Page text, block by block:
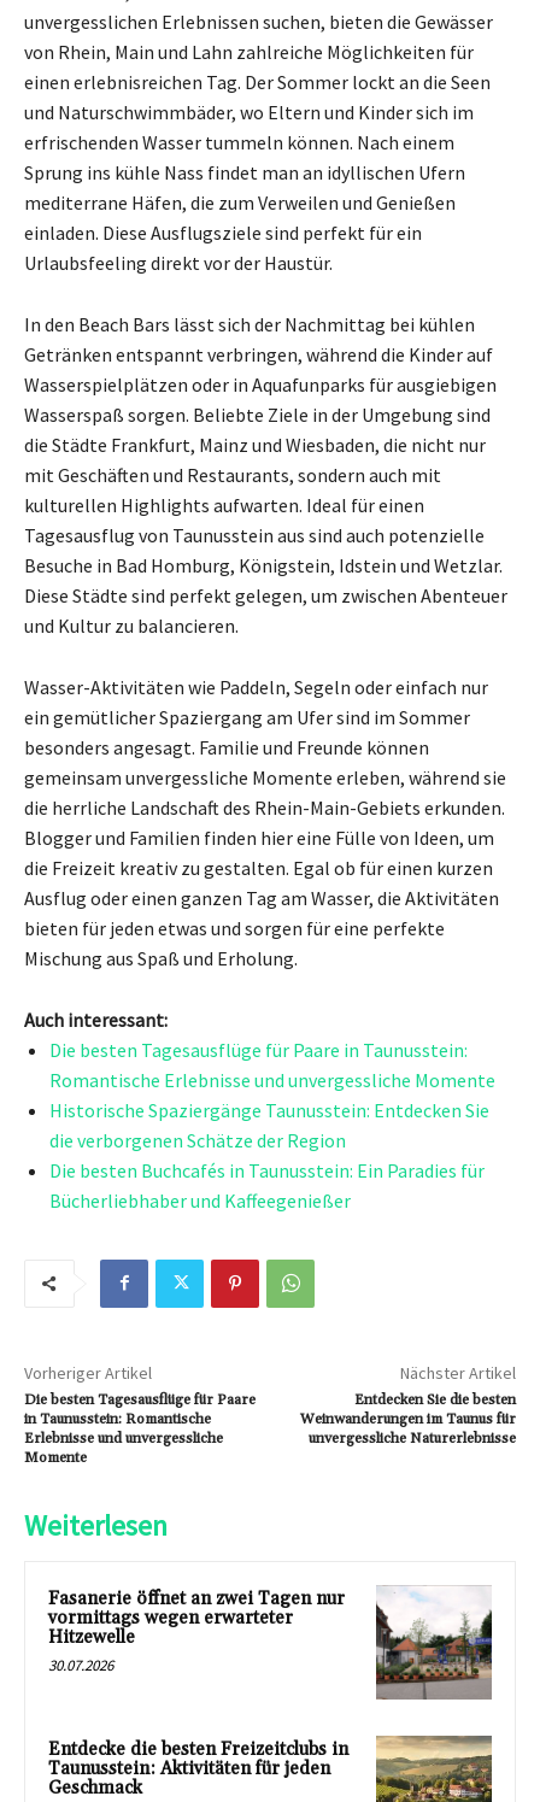
unvergesslichen Erlebnissen suchen, bieten die Gewässer
von Rhein, Main und Lahn zahlreiche Möglichkeiten für
einen erlebnisreichen Tag. Der Sommer lockt an die Seen
und Naturschwimmbäder, wo Eltern und Kinder sich im
erfrischenden Wasser tummeln können. Nach einem
Sprung ins kühle Nass findet man an idyllischen Ufern
mediterrane Häfen, die zum Verweilen und Genießen
einladen. Diese Ausflugsziele sind perfekt für ein
Urlaubsfeeling direkt vor der Haustür.
In den Beach Bars lässt sich der Nachmittag bei kühlen
Getränken entspannt verbringen, während die Kinder auf
Wasserspielplätzen oder in Aquafunparks für ausgiebigen
Wasserspaß sorgen. Beliebte Ziele in der Umgebung sind
die Städte Frankfurt, Mainz und Wiesbaden, die nicht nur
mit Geschäften und Restaurants, sondern auch mit
kulturellen Highlights aufwarten. Ideal für einen
Tagesausflug von Taunusstein aus sind auch potenzielle
Besuche in Bad Homburg, Königstein, Idstein und Wetzlar.
Diese Städte sind perfekt gelegen, um zwischen Abenteuer
und Kultur zu balancieren.
Wasser-Aktivitäten wie Paddeln, Segeln oder einfach nur
ein gemütlicher Spaziergang am Ufer sind im Sommer
besonders angesagt. Familie und Freunde können
gemeinsam unvergessliche Momente erleben, während sie
die herrliche Landschaft des Rhein-Main-Gebiets erkunden.
Blogger und Familien finden hier eine Fülle von Ideen, um
die Freizeit kreativ zu gestalten. Egal ob für einen kurzen
Ausflug oder einen ganzen Tag am Wasser, die Aktivitäten
bieten für jeden etwas und sorgen für eine perfekte
Mischung aus Spaß und Erholung.
Auch interessant:
Die besten Tagesausflüge für Paare in Taunusstein:
Romantische Erlebnisse und unvergessliche Momente
Historische Spaziergänge Taunusstein: Entdecken Sie
die verborgenen Schätze der Region
Die besten Buchcafés in Taunusstein: Ein Paradies für
Bücherliebhaber und Kaffeegenießer
Vorheriger Artikel
Die besten Tagesausflüge für Paare
in Taunusstein: Romantische
Erlebnisse und unvergessliche
Momente
Nächster Artikel
Entdecken Sie die besten
Weinwanderungen im Taunus für
unvergessliche Naturerlebnisse
Weiterlesen
Fasanerie öffnet an zwei Tagen nur
vormittags wegen erwarteter
Hitzewelle
30.07.2026
Entdecke die besten Freizeitclubs in
Taunusstein: Aktivitäten für jeden
Geschmack